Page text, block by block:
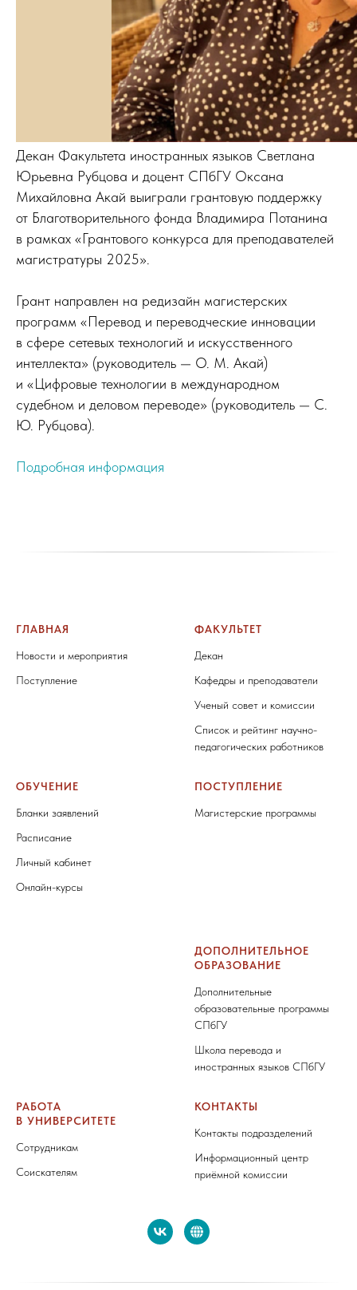
Декан Факультета иностранных языков Светлана
Юрьевна Рубцова и доцент СПбГУ Оксана
Михайловна Акай выиграли грантовую поддержку
от Благотворительного фонда Владимира Потанина
в рамках «Грантового конкурса для преподавателей
магистратуры 2025».
Грант направлен на редизайн магистерских
программ «Перевод и переводческие инновации
в сфере сетевых технологий и искусственного
интеллекта» (руководитель — О. М. Акай)
и «Цифровые технологии в международном
судебном и деловом переводе» (руководитель — С.
Ю. Рубцова).
Подробная информация
ГЛАВНАЯ
Новости и мероприятия
Поступление
ФАКУЛЬТЕТ
Декан
Кафедры и преподаватели
Ученый совет и комиссии
Список и рейтинг научно-
педагогических работников
ОБУЧЕНИЕ
Бланки заявлений
Расписание
Личный кабинет
Онлайн-курсы
ПОСТУПЛЕНИЕ
Магистерские программы
ДОПОЛНИТЕЛЬНОЕ
ОБРАЗОВАНИЕ
Дополнительные
образовательные программы
СПбГУ
Школа перевода и
иностранных языков СПбГУ
РАБОТА
В УНИВЕРСИТЕТЕ
Сотрудникам
Соискателям
КОНТАКТЫ
Контакты подразделений
Информационный центр
приёмной комиссии